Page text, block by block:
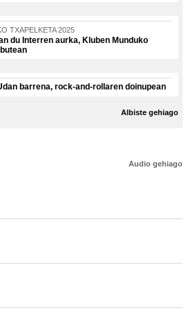
TXAPELKETA 2025
du Interren aurka, Kluben Munduko
barrena, rock-and-rollaren doinupean
Albiste gehiago
Audio gehiago